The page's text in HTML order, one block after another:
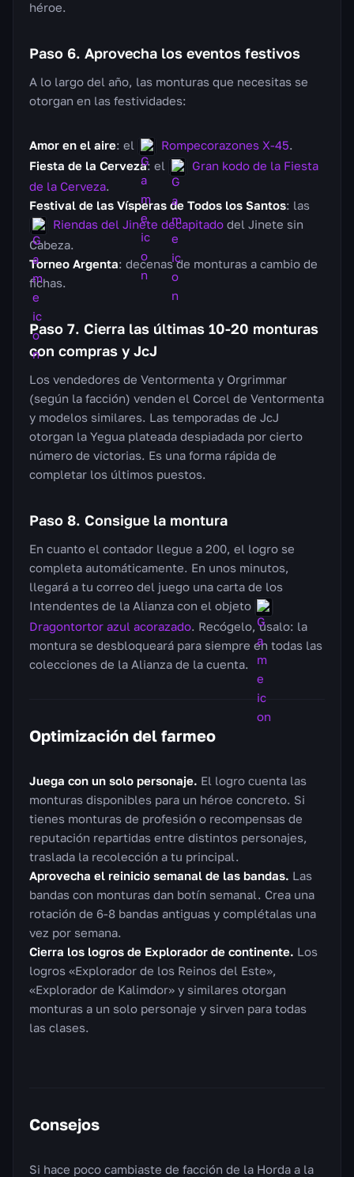
héroe.
Paso 6. Aprovecha los eventos festivos
A lo largo del año, las monturas que necesitas se
otorgan en las festividades:
Amor en el aire: el Rompecorazones X-45
Fiesta de la Cerveza: el
Gran kodo de la Fiesta
de la Cerveza
Festival de las Vísperas de Todos los Santos: las
Riendas del Jinete decapitado del Jinete sin
Cabeza.
Torneo Argenta: decenas de monturas a cambio de
fichas.
Paso 7. Cierra las últimas 10-20 monturas
con compras y JcJ
Los vendedores de Ventormenta y Orgrimmar
(según la facción) venden el Corcel de Ventormenta
y modelos similares. Las temporadas de JcJ
otorgan la Yegua plateada despiadada por cierto
número de victorias. Es una forma rápida de
completar los últimos puestos.
Paso 8. Consigue la montura
En cuanto el contador llegue a 200, el logro se
completa automáticamente. En unos minutos,
llegará a tu correo del juego una carta de los
Intendentes de la Alianza con el objeto
Dragontortor azul acorazado. Recógelo, úsalo: la
montura se desbloqueará para siempre en todas las
colecciones de la Alianza de la cuenta.
Optimización del farmeo
Juega con un solo personaje. El logro cuenta las
monturas disponibles para un héroe concreto. Si
tienes monturas de profesión o recompensas de
reputación repartidas entre distintos personajes,
traslada la recolección a tu principal.
Aprovecha el reinicio semanal de las bandas. Las
bandas con monturas dan botín semanal. Crea una
rotación de 6-8 bandas antiguas y complétalas una
vez por semana.
Cierra los logros de Explorador de continente. Los
logros «Explorador de los Reinos del Este»,
«Explorador de Kalimdor» y similares otorgan
monturas a un solo personaje y sirven para todas
las clases.
Consejos
Si hace poco cambiaste de facción de la Horda a la